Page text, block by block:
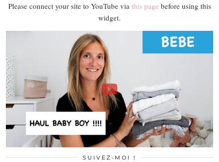
Please connect your site to YouTube via this page before using this
widget.
SUIVEZ-MOI !